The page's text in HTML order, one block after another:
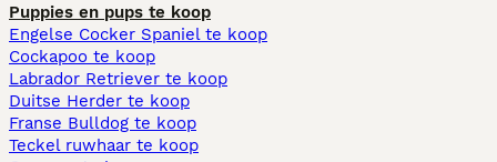
Puppies en pups te koop
Engelse Cocker Spaniel te koop
Cockapoo te koop
Labrador Retriever te koop
Duitse Herder te koop
Franse Bulldog te koop
Teckel ruwhaar te koop